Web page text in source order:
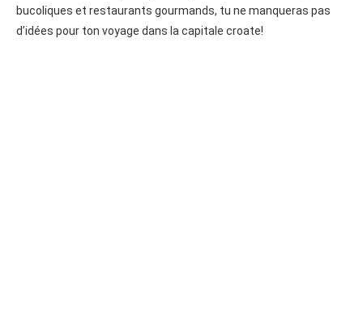
bucoliques et restaurants gourmands, tu ne manqueras pas
d’idées pour ton voyage dans la capitale croate!